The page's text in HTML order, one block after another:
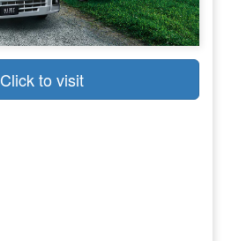
Click to visit